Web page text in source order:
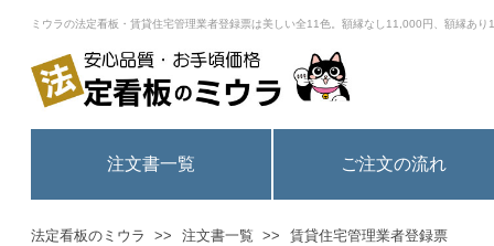
ミウラの法定看板・賃貸住宅管理業者登録票は美しい全11色。額縁なし11,000円、額縁あ
注文書一覧 ご注文の流れ
法定看板のミウラ 注文書一覧 賃貸住宅管理業者登録票